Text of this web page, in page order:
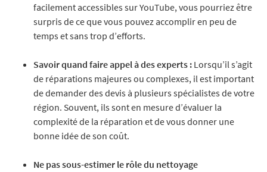
facilement accessibles sur YouTube, vous pourriez être
surpris de ce que vous pouvez accomplir en peu de
temps et sans trop d’efforts.
Savoir quand faire appel à des experts : Lorsqu’il s’agit
de réparations majeures ou complexes, il est important
de demander des devis à plusieurs spécialistes de votre
région. Souvent, ils sont en mesure d’évaluer la
complexité de la réparation et de vous donner une
bonne idée de son coût.
Ne pas sous-estimer le rôle du nettoyage